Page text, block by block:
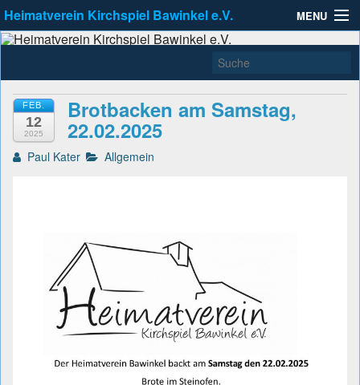
Heimatverein Kirchspiel Bawinkel e.V. MENU
Allgemein
Kleinbahnausstellung
Links
Aktuell
Heimatverein Kirchspiel
Bawinkel e.V.
Zu erreichen unter info@Heimatverein-Bawinkel.de
FEB.
12
2025
Brotbacken am Samstag,
22.02.2025
Paul Kater Allgemein